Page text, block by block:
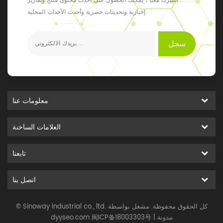
إخبارية وتحديثات حصرية وأحدث الأحداث المحلية
سجل
معلومات عنا
العلامات الساخنة
تابعنا
اتصل بنا
© Sinoway Industrial co., ltd. كل الحقوق محفوظة. مشغل بواسطة
dyyseo.com 闽ICP备18003303号| مدونة